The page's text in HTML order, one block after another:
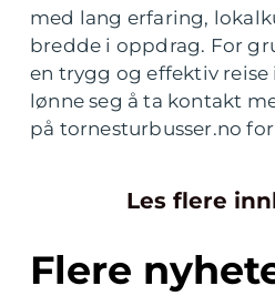
med lang erfaring,
bredde i oppdrag. For
en trygg og effektiv
lønne seg å ta kontakt
på tornesturbusser.no
Les flere
Flere